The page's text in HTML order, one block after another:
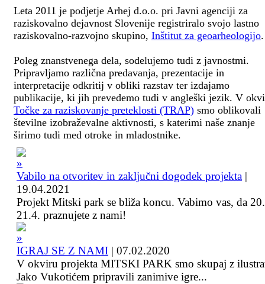
Leta 2011 je podjetje Arhej d.o.o. pri Javni agenciji za
raziskovalno dejavnost Slovenije registriralo svojo lastno
raziskovalno-razvojno skupino, Inštitut za geoarheologijo.
Poleg znanstvenega dela, sodelujemo tudi z javnostmi.
Pripravljamo različna predavanja, prezentacije in
interpretacije odkritij v obliki razstav ter izdajamo
publikacije, ki jih prevedemo tudi v angleški jezik. V
Točke za raziskovanje preteklosti (TRAP) smo oblikovali
številne izobraževalne aktivnosti, s katerimi naše znanje
širimo tudi med otroke in mladostnike.
Vabilo na otvoritev in zaključni dogodek projekta |
19.04.2021
Projekt Mitski park se bliža koncu. Vabimo vas, da
21.4. praznujete z nami!
IGRAJ SE Z NAMI | 07.02.2020
V okviru projekta MITSKI PARK smo skupaj z
Jako Vukotićem pripravili zanimive igre...